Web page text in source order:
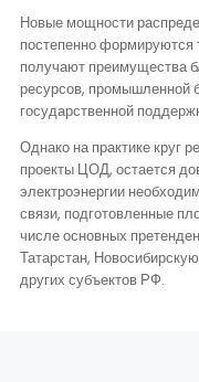
Новые мощности
постепенно формируются
получают преимущества
ресурсов, промышленной
государственной
Однако на практике круг
проекты ЦОД, остается
электроэнергии
связи, подготовленные
числе основных
Татарстан,
других субъектов РФ.